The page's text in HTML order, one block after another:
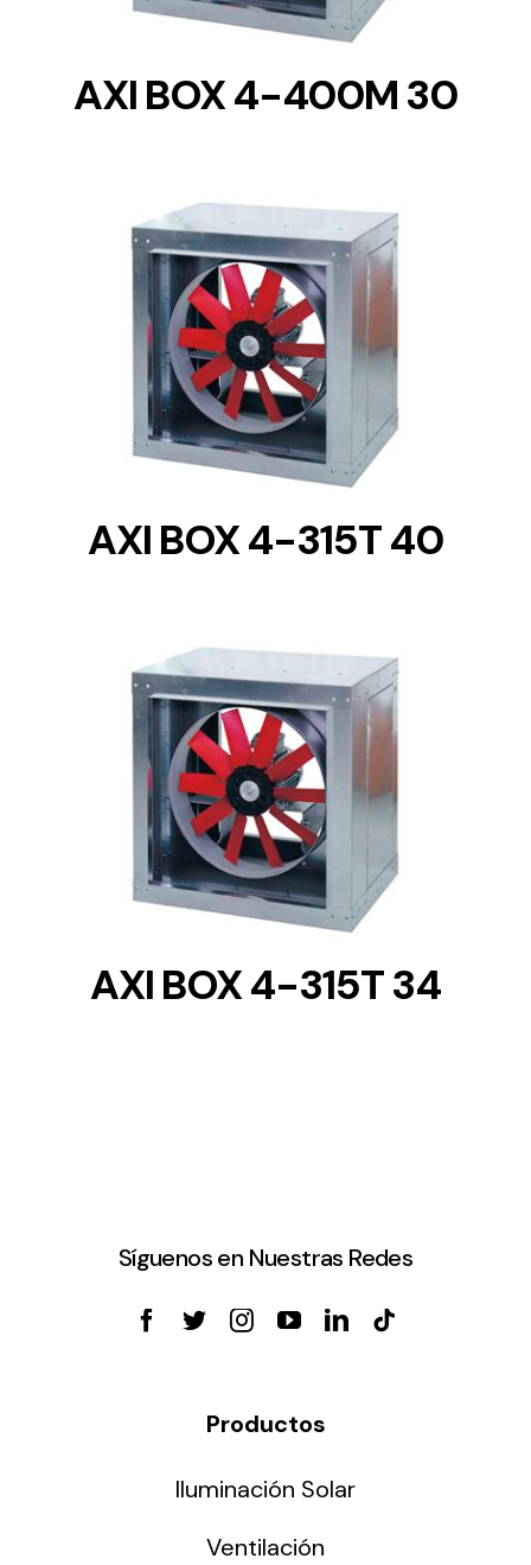
AXI BOX 4-400M 30
DETAILS
AXI BOX 4-315T 40
DETAILS
AXI BOX 4-315T 34
Síguenos en Nuestras Redes
Productos
Iluminación Solar
Ventilación